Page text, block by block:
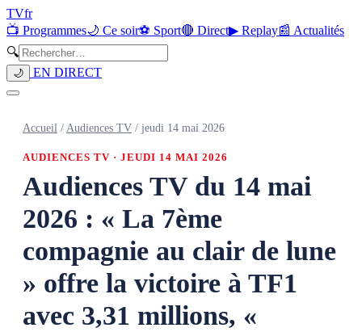
TVfr
📺 Programmes🌙 Ce soir⚽ Sport🔴 Direct▶ Replay📰 Actualités
🔍
🌙 EN DIRECT
Accueil / Audiences TV / jeudi 14 mai 2026
AUDIENCES TV · JEUDI 14 MAI 2026
Audiences TV du 14 mai
2026 : « La 7ème
compagnie au clair de lune
» offre la victoire à TF1
avec 3,31 millions, «